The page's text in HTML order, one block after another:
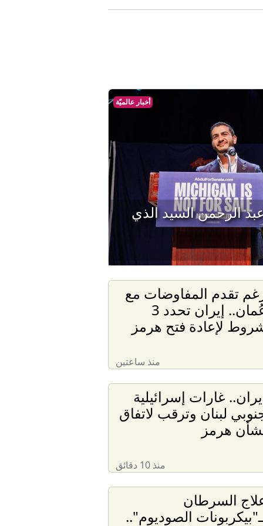
أخبار عالميّة
الرحمن السيد الذي
تقدم المفاوضات مع
عُمان.. إيران تحدد 3
لإعادة فتح هرمز
منذ ساعتين
غارات إسرائيلية
لبنان وترقب لاتفاق
هرمز
منذ 10 دقائق
السرطان
الصوديوم"..